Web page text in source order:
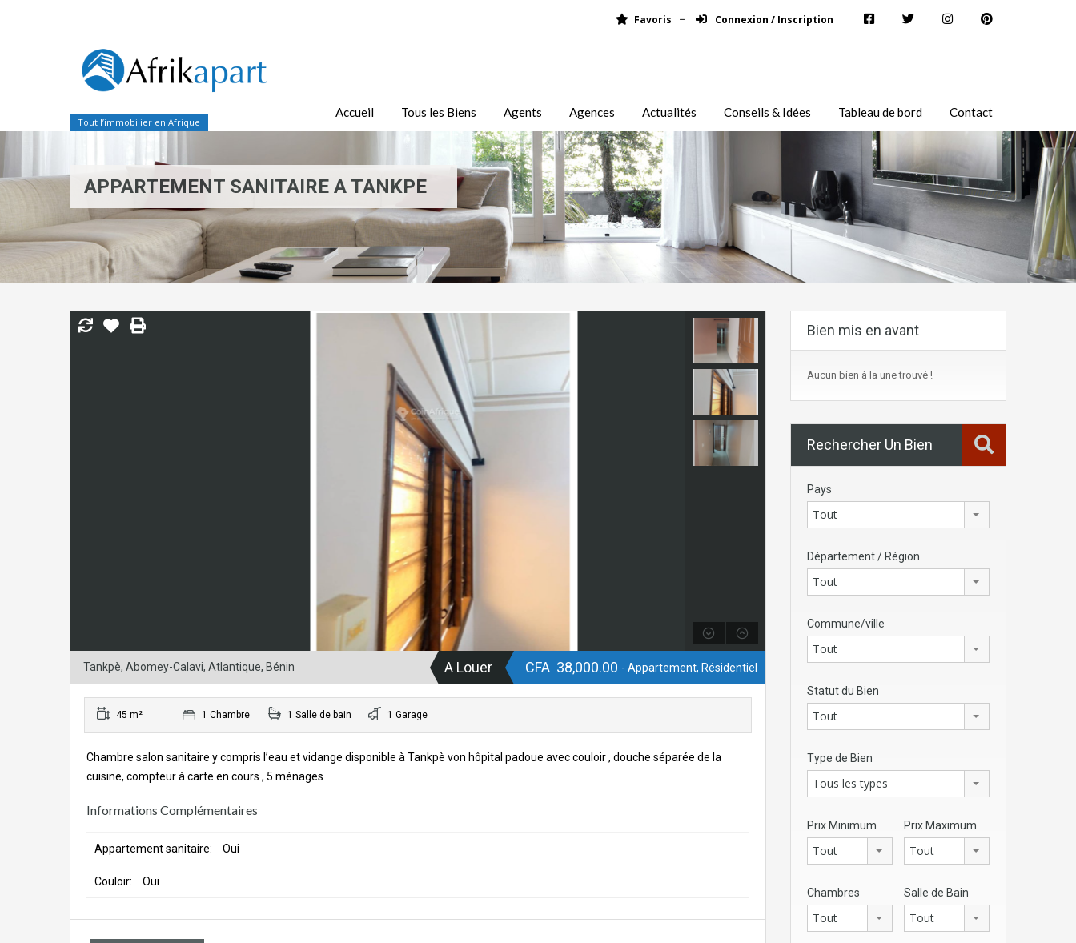
Favoris Connexion / Inscription
Tout l’immobilier en Afrique
Accueil Tous les Biens Agents Agences Actualités Conseils & Idées Tableau de bord Contact
APPARTEMENT SANITAIRE A TANKPE
Tankpè, Abomey-Calavi, Atlantique, Bénin A Louer CFA 38,000.00 - Appartement, Résidentiel
45 m² 1 Chambre 1 Salle de bain 1 Garage
Chambre salon sanitaire y compris l’eau et vidange disponible à Tankpè von hôpital padoue avec couloir , douche séparée de la
cuisine, compteur à carte en cours , 5 ménages .
Informations Complémentaires
Appartement sanitaire: Oui
Couloir: Oui
Bien mis en avant
Aucun bien à la une trouvé !
Rechercher Un Bien
Pays
Tout
Département / Région
Tout
Commune/ville
Tout
Statut du Bien
Tout
Type de Bien
Tous les types
Prix Minimum
Tout
Prix Maximum
Tout
Chambres
Tout
Salle de Bain
Tout